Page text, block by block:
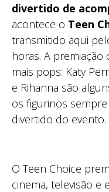
divertido de
acontece o Teen
transmitido aqui
horas. A
mais pops: Katy
e Rihanna são
os figurinos
divertido do evento.
O Teen Choice
cinema, televisão e